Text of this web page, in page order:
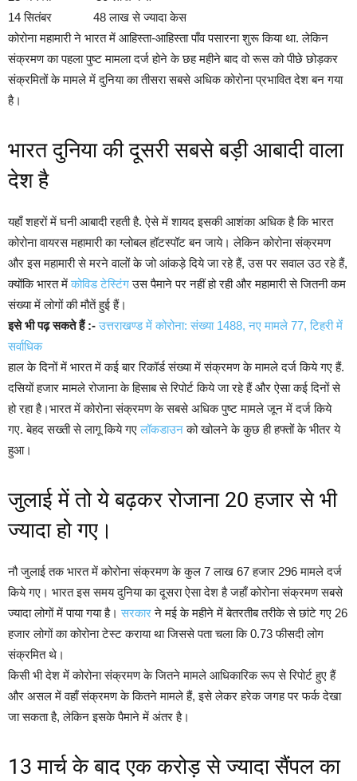
14 सितंबर 48 लाख से ज्यादा केस
कोरोना महामारी ने भारत में आहिस्ता-आहिस्ता पाँव पसारना शुरू किया था. लेकिन
संक्रमण का पहला पुष्ट मामला दर्ज होने के छह महीने बाद वो रूस को पीछे छोड़कर
संक्रमितों के मामले में दुनिया का तीसरा सबसे अधिक कोरोना प्रभावित देश बन गया
है।
भारत दुनिया की दूसरी सबसे बड़ी आबादी वाला
देश है
यहाँ शहरों में घनी आबादी रहती है. ऐसे में शायद इसकी आशंका अधिक है कि भारत
कोरोना वायरस महामारी का ग्लोबल हॉटस्पॉट बन जाये। लेकिन कोरोना संक्रमण
और इस महामारी से मरने वालों के जो आंकड़े दिये जा रहे हैं, उस पर सवाल उठ रहे हैं,
क्योंकि भारत मेंकोविड टेस्टिंगउस पैमाने पर नहीं हो रही और महामारी से जितनी कम
संख्या में लोगों की मौतें हुई हैं।
इसे भी पढ़ सकते हैं :-उत्तराखण्ड में कोरोना: संख्या 1488, नए मामले 77, टिहरी में
सर्वाधिक
हाल के दिनों में भारत में कई बार रिकॉर्ड संख्या में संक्रमण के मामले दर्ज किये गए हैं.
दसियों हजार मामले रोजाना के हिसाब से रिपोर्ट किये जा रहे हैं और ऐसा कई दिनों से
हो रहा है।भारत में कोरोना संक्रमण के सबसे अधिक पुष्ट मामले जून में दर्ज किये
गए. बेहद सख्ती से लागू किये गएलॉकडाउनको खोलने के कुछ ही हफ्तों के भीतर ये
हुआ।
जुलाई में तो ये बढ़कर रोजाना 20 हजार से भी
ज्यादा हो गए।
नौ जुलाई तक भारत में कोरोना संक्रमण के कुल 7 लाख 67 हजार 296 मामले दर्ज
किये गए। भारत इस समय दुनिया का दूसरा ऐसा देश है जहाँ कोरोना संक्रमण सबसे
ज्यादा लोगों में पाया गया है।सरकारने मई के महीने में बेतरतीब तरीके से छांटे गए 26
हजार लोगों का कोरोना टेस्ट कराया था जिससे पता चला कि 0.73 फीसदी लोग
संक्रमित थे।
किसी भी देश में कोरोना संक्रमण के जितने मामले आधिकारिक रूप से रिपोर्ट हुए हैं
और असल में वहाँ संक्रमण के कितने मामले हैं, इसे लेकर हरेक जगह पर फर्क देखा
जा सकता है, लेकिन इसके पैमाने में अंतर है।
13 मार्च के बाद एक करोड़ से ज्यादा सैंपल का